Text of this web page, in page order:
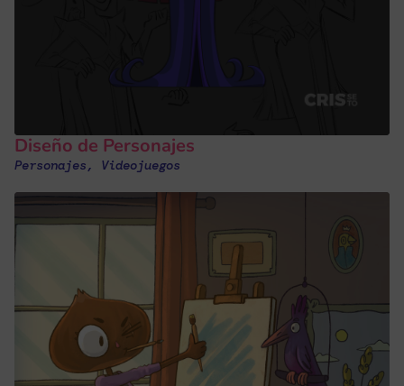
Diseño de Personajes
Personajes, Videojuegos